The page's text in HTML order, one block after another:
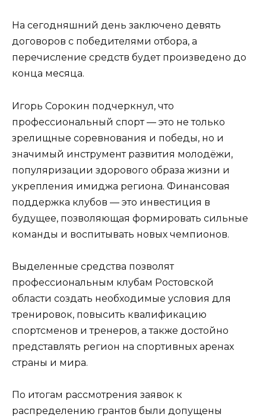
На сегодняшний день заключено девять
договоров с победителями отбора, а
перечисление средств будет произведено до
конца месяца.
Игорь Сорокин подчеркнул, что
профессиональный спорт — это не только
зрелищные соревнования и победы, но и
значимый инструмент развития молодёжи,
популяризации здорового образа жизни и
укрепления имиджа региона. Финансовая
поддержка клубов — это инвестиция в
будущее, позволяющая формировать сильные
команды и воспитывать новых чемпионов.
Выделенные средства позволят
профессиональным клубам Ростовской
области создать необходимые условия для
тренировок, повысить квалификацию
спортсменов и тренеров, а также достойно
представлять регион на спортивных аренах
страны и мира.
По итогам рассмотрения заявок к
распределению грантов были допущены